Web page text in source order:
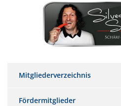
Mitgliederverzeichnis
Fördermitglieder